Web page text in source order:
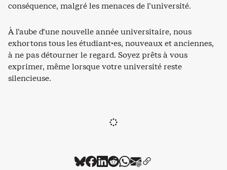
conséquence, malgré les menaces de l’université.
À l’aube d’une nouvelle année universitaire, nous
exhortons tous les étudiant·es, nouveaux et anciennes,
à ne pas détourner le regard. Soyez prêts à vous
exprimer, même lorsque votre université reste
silencieuse.